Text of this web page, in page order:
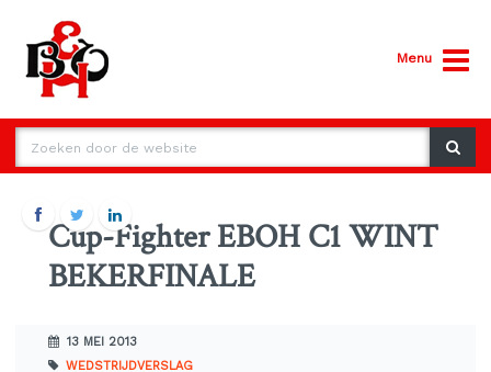
Menu
Cup-Fighter EBOH C1 WINT
BEKERFINALE
13 MEI 2013
WEDSTRIJDVERSLAG